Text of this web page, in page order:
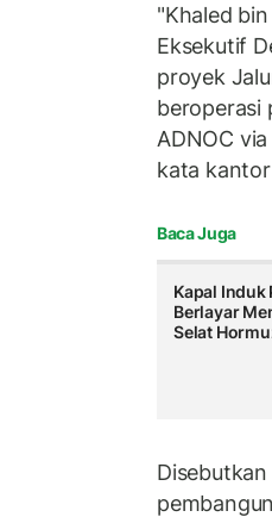
"Khaled
Eksekutif
proyek
beroperasi
ADNOC via
kata
Baca Juga
Kapal Induk
Berlayar
Selat